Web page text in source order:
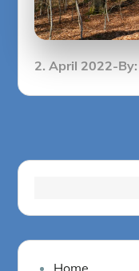
Posted
2. April 2022 By:
Home